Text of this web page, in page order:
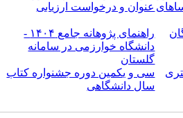
عنوان و درخواست ارزیابی
راهنمای پژوهانه جامع ۱۴۰۴ -
دانشگاه خوارزمی در سامانه
گلستان
سی و یکمین دوره جشنواره کتاب
سال دانشگاهی